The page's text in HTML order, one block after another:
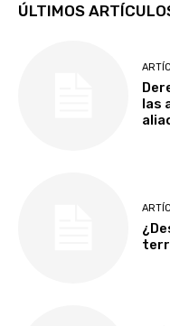
ÚLTIMOS
las